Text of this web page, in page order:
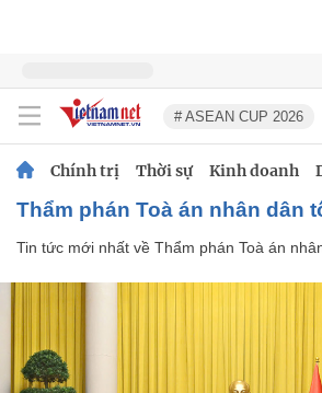
# ASEAN CUP 2026
Chính trị Thời sự Kinh doanh
Thẩm phán Toà án nhân dân
Tin tức mới nhất về Thẩm phán Toà án